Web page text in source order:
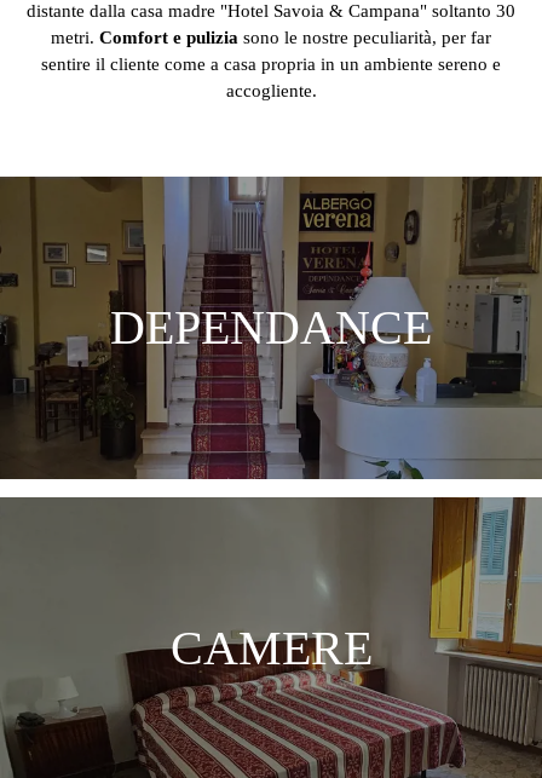
distante dalla casa madre "Hotel Savoia & Campana" soltanto 30
metri. Comfort e pulizia sono le nostre peculiarità, per far
sentire il cliente come a casa propria in un ambiente sereno e
accogliente.
DEPENDANCE
CAMERE